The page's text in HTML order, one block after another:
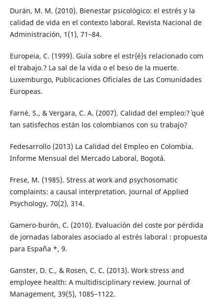
Durán, M. M. (2010). Bienestar psicológico: el estrés y la
calidad de vida en el contexto laboral. Revista Nacional de
Administración, 1(1), 71–84.
Europeia, C. (1999). Guía sobre el estr{é}s relacionado com
el trabajo.? La sal de la vida o el beso de la muerte.
Luxemburgo, Publicaciones Oficiales de Las Comunidades
Europeas.
Farné, S., & Vergara, C. A. (2007). Calidad del empleo:?` qué
tan satisfechos están los colombianos con su trabajo?
Fedesarrollo (2013) La Calidad del Empleo en Colombia.
Informe Mensual del Mercado Laboral, Bogotá.
Frese, M. (1985). Stress at work and psychosomatic
complaints: a causal interpretation. Journal of Applied
Psychology, 70(2), 314.
Gamero-burón, C. (2010). Evaluación del coste por pérdida
de jornadas laborales asociado al estrés laboral : propuesta
para España *, 9.
Ganster, D. C., & Rosen, C. C. (2013). Work stress and
employee health: A multidisciplinary review. Journal of
Management, 39(5), 1085–1122.